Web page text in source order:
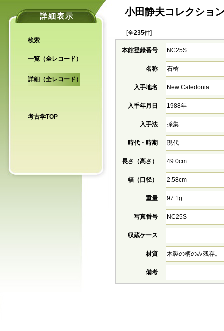
詳細表示
検索
一覧（全レコード）
詳細（全レコード）
考古学TOP
小田静夫コレクショ
[全235件]
本館登録番号 NC25S
名称 石槍
入手地名 New Caledonia
入手年月日 1988年
入手法 採集
時代・時期 現代
長さ（高さ） 49.0cm
幅（口径） 2.58cm
重量 97.1g
写真番号 NC25S
収蔵ケース
材質 木製の柄のみ残存。
備考